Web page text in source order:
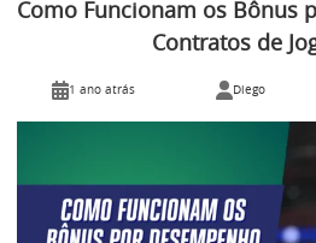
Como Funcionam os Bônus
Contratos de
1 ano atrás Diego